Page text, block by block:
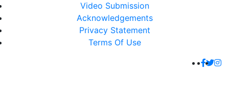
Video Submission
Acknowledgements
Privacy Statement
Terms Of Use